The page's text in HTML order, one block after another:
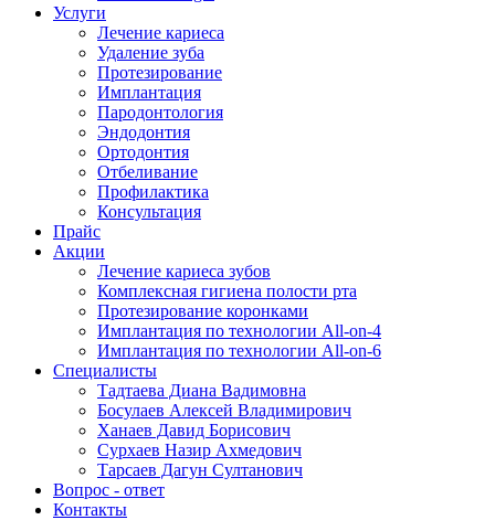
Услуги
Лечение кариеса
Удаление зуба
Протезирование
Имплантация
Пародонтология
Эндодонтия
Ортодонтия
Отбеливание
Профилактика
Консультация
Прайс
Акции
Лечение кариеса зубов
Комплексная гигиена полости рта
Протезирование коронками
Имплантация по технологии All-on-4
Имплантация по технологии All-on-6
Специалисты
Тадтаева Диана Вадимовна
Босулаев Алексей Владимирович
Ханаев Давид Борисович
Сурхаев Назир Ахмедович
Тарсаев Дагун Султанович
Вопрос - ответ
Контакты